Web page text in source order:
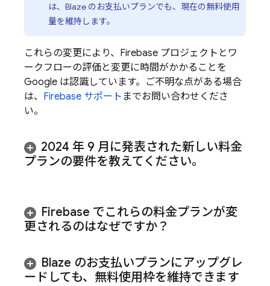
は、Blaze のお支払いプランでも、現在の無料使用
量を維持します。
これらの変更により、Firebase プロジェクトとワ
ークフローの評価と変更に時間がかかることを
Google は認識しています。ご不明な点がある場合
は、 Firebase サポート までお問い合わせくださ
い。
2024 年 9 月に発表された新しい料金
プランの要件を教えてください。
Firebase でこれらの料金プランが変
更されるのはなぜですか？
Blaze のお支払いプランにアップグレ
ードしても、無料使用枠を維持できます